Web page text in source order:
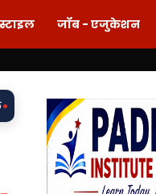
जॉब - एजुकेशन
शराब की मांग और